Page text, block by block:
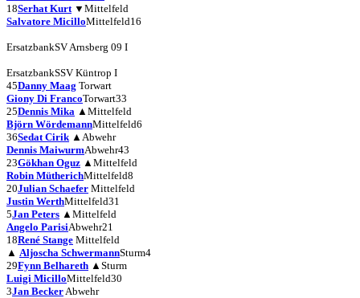
18Serhat Kurt ▼ Mittelfeld
Salvatore MicilloMittelfeld16
ErsatzbankSV Arnsberg 09 I
ErsatzbankSSV Küntrop I
45Danny Maag Torwart
Giony Di FrancoTorwart33
25Dennis Mika ▲ Mittelfeld
Björn WördemannMittelfeld6
36Sedat Cirik ▲ Abwehr
Dennis MaiwurmAbwehr43
23Gökhan Oguz ▲ Mittelfeld
Robin MütherichMittelfeld8
20Julian Schaefer Mittelfeld
Justin WerthMittelfeld31
5Jan Peters ▲ Mittelfeld
Angelo ParisiAbwehr21
18René Stange Mittelfeld
▲ Aljoscha SchwermannSturm4
29Fynn Belhareth ▲ Sturm
Luigi MicilloMittelfeld30
3Jan BeckerAbwehr